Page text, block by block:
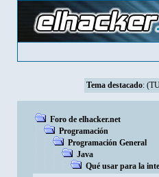
Tema destacado:
Foro de elhacker.net
Programación
Programación General
Java
Qué usar para la